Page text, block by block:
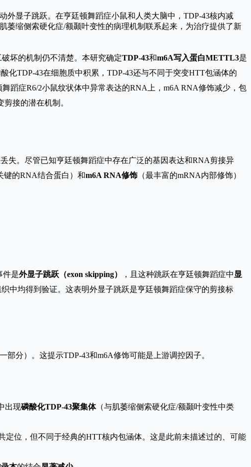
外显子跳跃。在亨廷顿舞蹈症小鼠和人类大脑中，TDP-43核内减
萎缩侧索硬化症/额颞叶变性的病理机制联系起来，为治疗提供了新
坏的机制仍不清楚。本研究确定TDP-43和m6A写入蛋白METTL3是
化TDP-43在细胞质中积累，TDP-43还与不同于突变HTT包涵体的
蹈症R6/2小鼠纹状体中异常表达的RNA上，m6A RNA修饰减少，包
接的潜在机制。
失。尽管已知亨廷顿舞蹈症中存在广泛的基因表达和RNA剪接异
键的RNA结合蛋白）和m6A RNA修饰 （最丰富的mRNA内部修饰）
件是外显子跳跃（exon skipping） ，且这种跳跃在亨廷顿舞蹈症中 显
中均得到验证。这表明外显子跳跃是亨廷顿舞蹈症保守的剪接标
部分）。这提示TDP-43和m6A修饰可能是上游调控因子。
出现磷酸化TDP-43聚集体（与肌萎缩侧索硬化症/额颞叶变性中类
定位，但不同于经典的HTT核内包涵体。这是此前未描述过的、可能